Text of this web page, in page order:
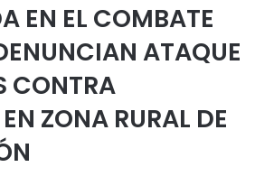
EN EL COMBATE
ATAQUE
CONTRA
ZONA RURAL DE